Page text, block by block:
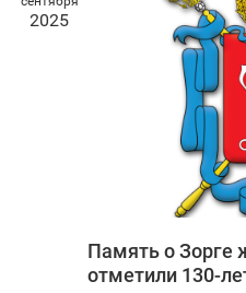
2025
Память о Зорге
отметили 130-